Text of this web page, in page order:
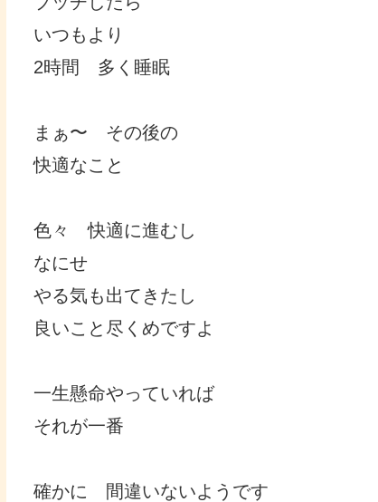
いつもより
2時間 多く睡眠
まぁ〜 その後の
快適なこと
色々 快適に進むし
なにせ
やる気も出てきたし
良いこと尽くめですよ
一生懸命やっていれば
それが一番
確かに 間違いないようです